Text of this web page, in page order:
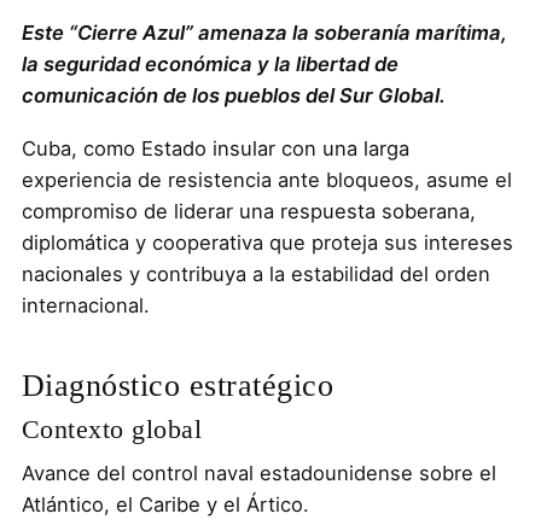
Este “Cierre Azul” amenaza la soberanía marítima,
la seguridad económica y la libertad de
comunicación de los pueblos del Sur Global.
Cuba, como Estado insular con una larga
experiencia de resistencia ante bloqueos, asume el
compromiso de liderar una respuesta soberana,
diplomática y cooperativa que proteja sus intereses
nacionales y contribuya a la estabilidad del orden
internacional.
Diagnóstico estratégico
Contexto global
Avance del control naval estadounidense sobre el
Atlántico, el Caribe y el Ártico.